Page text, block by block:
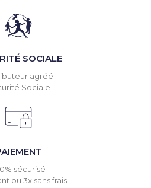
SOCIALE
agréé
Sociale
sécurisé
ou 3x sans frais